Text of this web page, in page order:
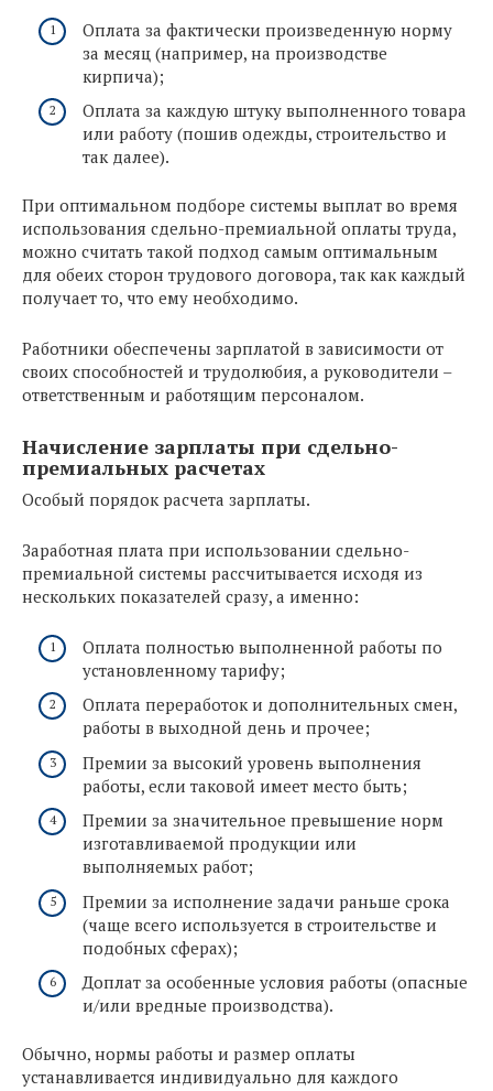
Оплата за фактически произведенную норму
за месяц (например, на производстве
кирпича);
Оплата за каждую штуку выполненного товара
или работу (пошив одежды, строительство и
так далее).
При оптимальном подборе системы выплат во время
использования сдельно-премиальной оплаты труда,
можно считать такой подход самым оптимальным
для обеих сторон трудового договора, так как каждый
получает то, что ему необходимо.
Работники обеспечены зарплатой в зависимости от
своих способностей и трудолюбия, а руководители –
ответственным и работящим персоналом.
Начисление зарплаты при сдельно-
премиальных расчетах
Особый порядок расчета зарплаты.
Заработная плата при использовании сдельно-
премиальной системы рассчитывается исходя из
нескольких показателей сразу, а именно:
Оплата полностью выполненной работы по
установленному тарифу;
Оплата переработок и дополнительных смен,
работы в выходной день и прочее;
Премии за высокий уровень выполнения
работы, если таковой имеет место быть;
Премии за значительное превышение норм
изготавливаемой продукции или
выполняемых работ;
Премии за исполнение задачи раньше срока
(чаще всего используется в строительстве и
подобных сферах);
Доплат за особенные условия работы (опасные
и/или вредные производства).
Обычно, нормы работы и размер оплаты
устанавливается индивидуально для каждого